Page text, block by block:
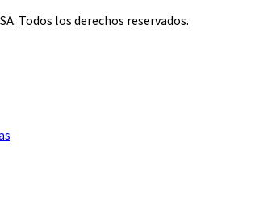
Todos los derechos reservados.